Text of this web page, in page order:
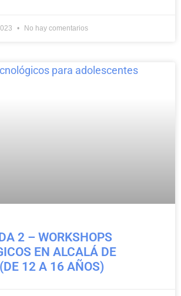
No hay comentarios
2 – WORKSHOPS
EN ALCALÁ DE
12 A 16 AÑOS)